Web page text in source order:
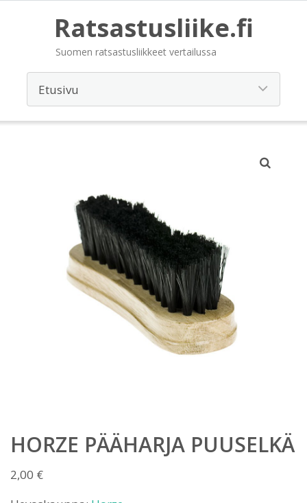
Ratsastusliike.fi
Suomen ratsastusliikkeet vertailussa
HORZE PÄÄHARJA PUUSELKÄ
2,00 €